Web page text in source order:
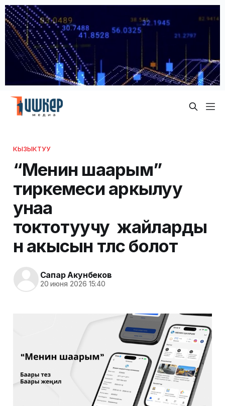
КЫЗЫКТУУ
“Менин шаарым”
тиркемеси аркылуу
унаа
токтотуучу жайларды
н акысын төлөсө болот
Сапар Акунбеков
20 июня 2026 15:40